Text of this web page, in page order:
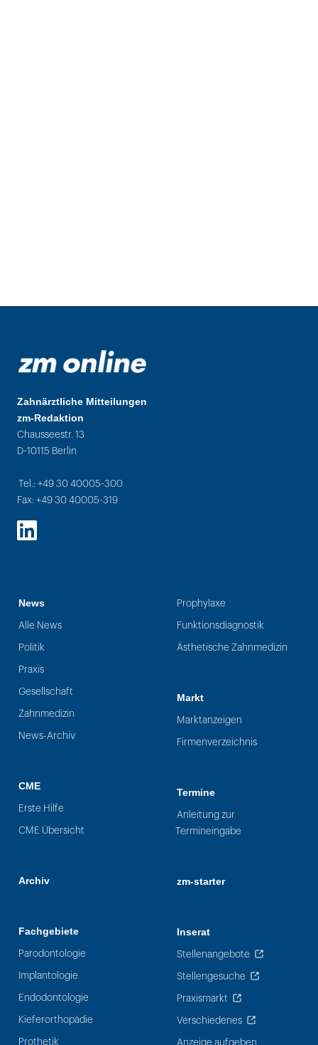
Zahnärztliche Mitteilungen
zm-Redaktion
Chausseestr. 13
D-10115 Berlin
Tel.: +49 30 40005-300
Fax: +49 30 40005-319
LinkedIn
News
Alle News
Politik
Praxis
Gesellschaft
Zahnmedizin
News-Archiv
CME
Erste Hilfe
CME Übersicht
Archiv
Fachgebiete
Parodontologie
Implantologie
Endodontologie
Kieferorthopädie
Prothetik
Prophylaxe
Funktionsdiagnostik
Ästhetische Zahnmedizin
Markt
Marktanzeigen
Firmenverzeichnis
Termine
Anleitung zur
Termineingabe
zm-starter
Inserat
Stellenangebote
Stellengesuche
Praxismarkt
Verschiedenes
Anzeige aufgeben